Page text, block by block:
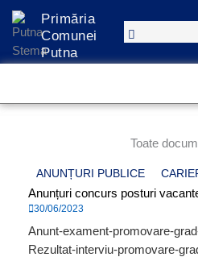
Treci
conținut
Primăria
Comunei
Putna
Toate
ANUNȚURI PUBLICE
Anunțuri concurs posturi
30/06/2023
Anunt-exament-promovare-
Rezultat-interviu-promovare-